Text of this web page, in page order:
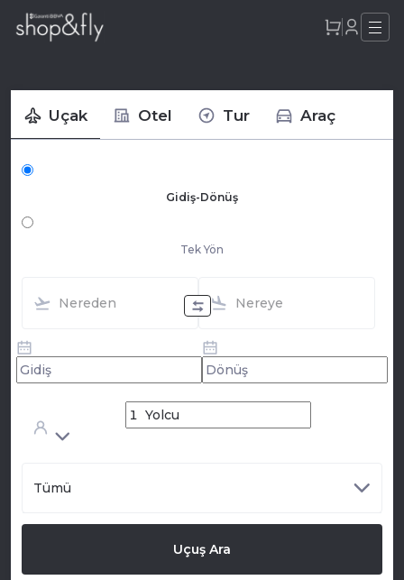
Uçak Otel Tur Araç
Gidiş-Dönüş
Tek Yön
Nereden Nereye
Tümü
Uçuş Ara